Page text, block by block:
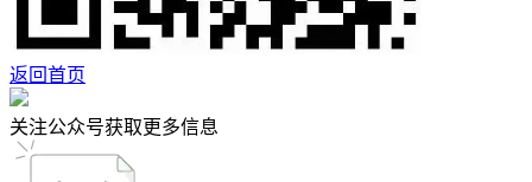
返回首页
关注公众号获取更多信息